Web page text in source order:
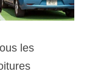
les